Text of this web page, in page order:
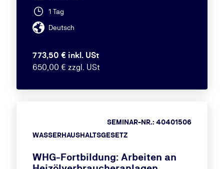
1 Tag
Deutsch
773,50 € inkl. USt
650,00 € zzgl. USt
WASSERHAUSHALTSGESETZ
SEMINAR-NR.: 40401506
WHG-Fortbildung: Arbeiten an